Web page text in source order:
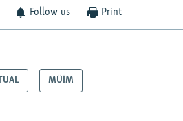
Follow us Print
MÜİM